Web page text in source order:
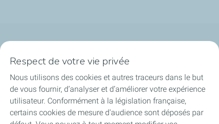
Notre ancrage territorial
Financer les entreprises
Soutenir les projets industriels
Respect de votre vie privée
Nous utilisons des cookies et autres traceurs dans le but
de vous fournir, d’analyser et d’améliorer votre expérience
utilisateur. Conformément à la législation française,
certains cookies de mesure d'audience sont déposés par